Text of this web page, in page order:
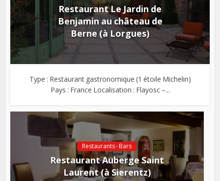
Restaurant Le Jardin de
Benjamin au château de
Berne (à Lorgues)
Type : Restaurant gastronomique (1 étoile Michelin)
Pays : France Localisation : Flayosc –...
Restaurants - Bars
Restaurant Auberge Saint
Laurent (à Sierentz)